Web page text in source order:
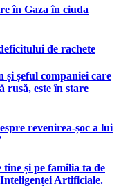
în Gaza în ciuda
de rachete
șeful companiei care
rusă, este în stare
revenirea-șoc a lui
tine și pe familia ta de
Artificiale.